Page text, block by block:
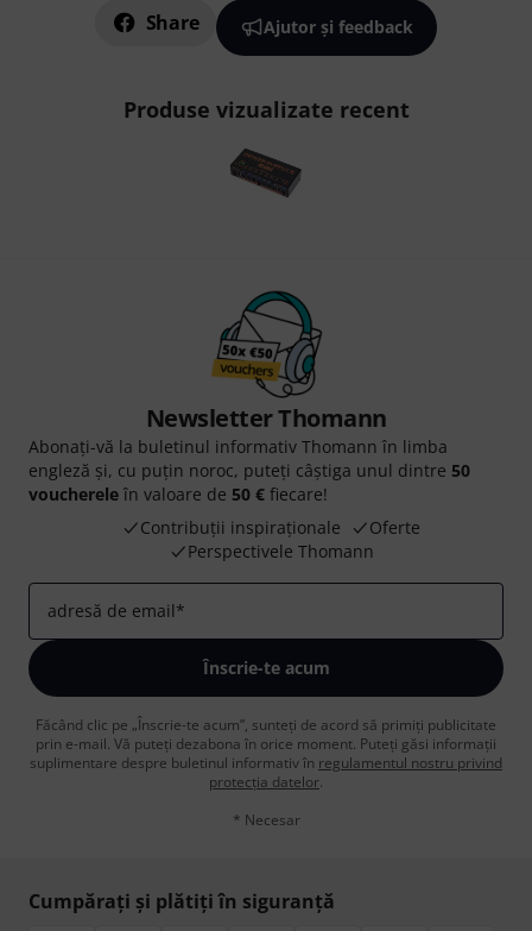
Share Ajutor și feedback
Produse vizualizate recent
Newsletter Thomann
Abonați-vă la buletinul informativ Thomann în limba
engleză și, cu puțin noroc, puteți câștiga unul dintre 50
voucherele în valoare de 50 € fiecare!
Contribuții inspiraționale
Oferte
Perspectivele Thomann
adresă de email*
Înscrie-te acum
Făcând clic pe „Înscrie-te acum”, sunteți de acord să primiți publicitate
prin e-mail. Vă puteți dezabona în orice moment. Puteți găsi informații
suplimentare despre buletinul informativ în regulamentul nostru privind
protecția datelor.
* Necesar
Cumpărați și plătiți în siguranță